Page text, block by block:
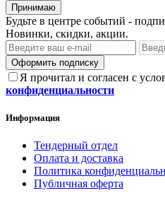
Принимаю
Будьте в центре событий -
Новинки, скидки, акции.
Оформить подписку
Я прочитал и согласен с
конфиденциальности
Информация
Тендерный отдел
Оплата и доставка
Политика
Публичная оферта